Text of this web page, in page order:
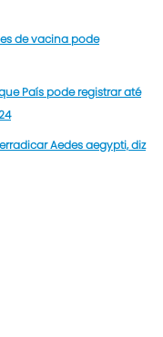
de vacina pode
País pode registrar até
Aedes aegypti, diz